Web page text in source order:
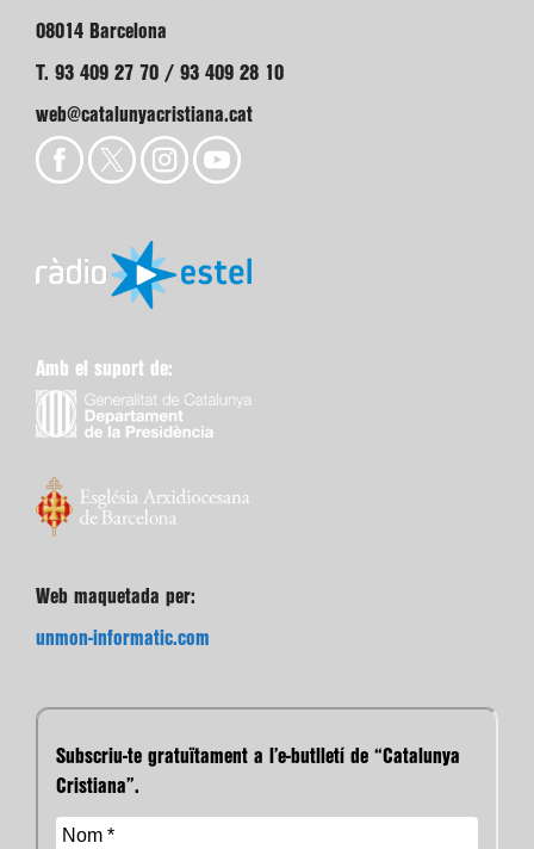
08014 Barcelona
T. 93 409 27 70 / 93 409 28 10
web@catalunyacristiana.cat
Amb el suport de:
Web maquetada per:
unmon-informatic.com
Subscriu-te gratuïtament a l’e-butlletí de “Catalunya
Cristiana”.